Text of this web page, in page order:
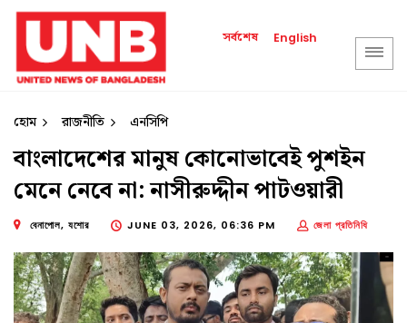
সর্বশেষ English
হোম রাজনীতি এনসিপি
বাংলাদেশের মানুষ কোনোভাবেই পুশইন
মেনে নেবে না: নাসীরুদ্দীন পাটওয়ারী
বেনাপোল, যশোর JUNE 03, 2026, 06:36 PM জেলা প্রতিনিধি